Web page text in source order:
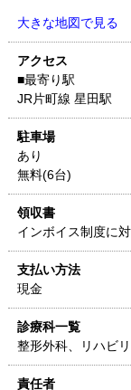
大きな地図で見る
アクセス
■最寄り駅
JR片町線 星田駅
駐車場
あり
無料(6台)
領収書
インボイス制度に
支払い方法
現金
診療科一覧
整形外科、リハビ
責任者